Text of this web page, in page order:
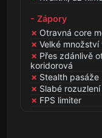
- Zápory
Otravná core
Velké
Přes zdánlivě
koridorová
Stealth pasáže
Slabé
FPS limiter